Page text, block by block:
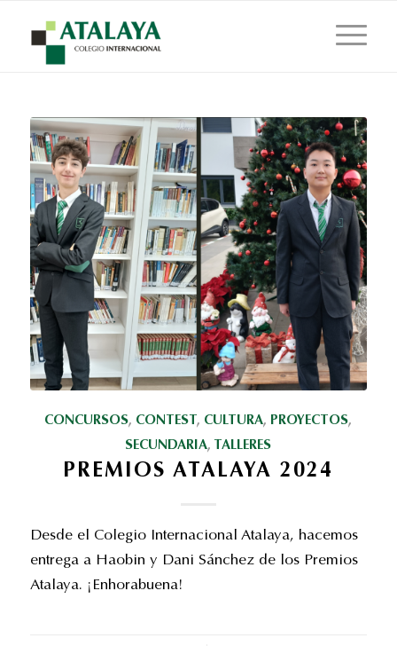
CONCURSOS, CONTEST, CULTURA, PROYECTOS,
SECUNDARIA, TALLERES
PREMIOS ATALAYA 2024
Desde el Colegio Internacional Atalaya, hacemos
entrega a Haobin y Dani Sánchez de los Premios
Atalaya. ¡Enhorabuena!